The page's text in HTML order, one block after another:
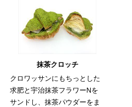
抹茶クロッチ
クロワッサンにもちっとした
求肥と宇治抹茶フラワーNを
サンドし、抹茶パウダーをま